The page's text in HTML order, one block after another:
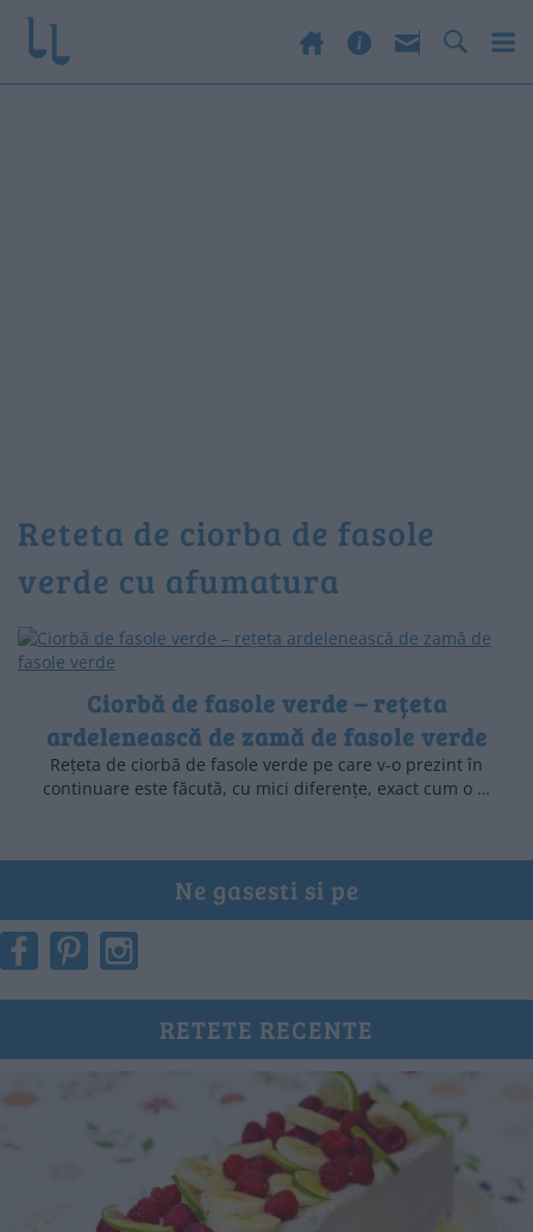
reteta de ciorba de fasole
verde cu afumatura
Ciorbă de fasole verde – rețeta
ardelenească de zamă de fasole verde
Rețeta de ciorbă de fasole verde pe care v-o prezint în
continuare este făcută, cu mici diferențe, exact cum o …
Ne gasesti si pe
RETETE RECENTE